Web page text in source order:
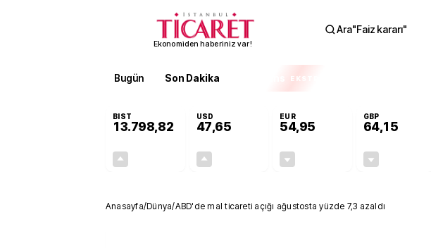
Ekonomiden haberiniz var!
Ara"Faiz kararı"
Bugün Son Dakika EKSTRA
BIST
13.798,82
USD
47,65
EUR
54,95
GBP
64,15
Anasayfa/Dünya/ABD'de mal ticareti açığı ağustosta yüzde 7,3 azaldı